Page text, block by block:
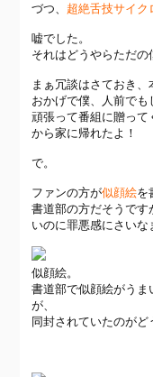
づつ、 超絶舌技サイク
嘘でした。
それはどうやらただの
まぁ冗談はさておき、
おかげで僕、人前でも
頑張って番組に贈っ
から家に帰れたよ！
で。
ファンの方が似顔絵を
書道部の方だそうで
いのに罪悪感にさいな
似顔絵。
書道部で似顔絵がう
が、
同封されていたのがど